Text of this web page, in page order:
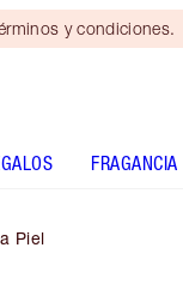
y condiciones.
FRAGANCIA
Piel